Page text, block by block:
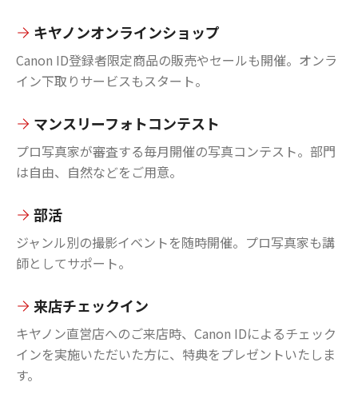
キヤノンオンラインショップ
Canon ID登録者限定商品の販売やセールも開催。オンラ
イン下取りサービスもスタート。
マンスリーフォトコンテスト
プロ写真家が審査する毎月開催の写真コンテスト。部門
は自由、自然などをご用意。
部活
ジャンル別の撮影イベントを随時開催。プロ写真家も講
師としてサポート。
来店チェックイン
キヤノン直営店へのご来店時、Canon IDによるチェック
インを実施いただいた方に、特典をプレゼントいたしま
す。